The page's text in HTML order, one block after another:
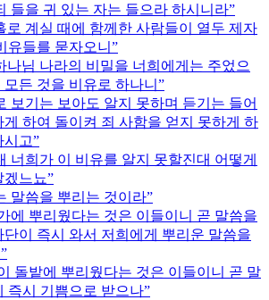
들을 귀 있는 자는 들으라 하시니라
로 계실 때에 함께한 사람들이 열두 제자
유들를 묻자오니
나님 나라의 비밀을 너희에게는 주었으
든 것을 비유로 하나니
보기는 보아도 알지 못하며 듣기는 들어
게 하여 돌이켜 죄 사함을 얻지 못하게 하
시고
너희가 이 비유를 알지 못할진대 어떻게
겠느뇨
말씀을 뿌리는 것이라
에 뿌리웠다는 것은 이들이니 곧 말씀을
단이 즉시 와서 저희에게 뿌리운 말씀을
돌밭에 뿌리웠다는 것은 이들이니 곧 말
즉시 기쁨으로 받으나